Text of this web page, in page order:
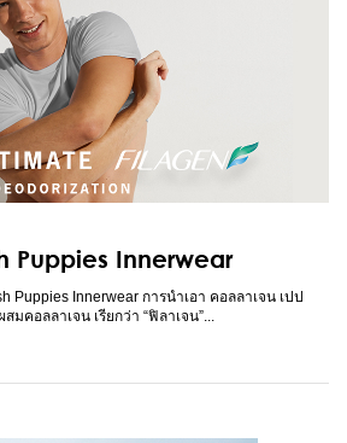
Puppies Innerwear
Puppies Innerwear การนำเอา คอลลาเจน เปป
มคอลลาเจน เรียกว่า “ฟิลาเจน”...